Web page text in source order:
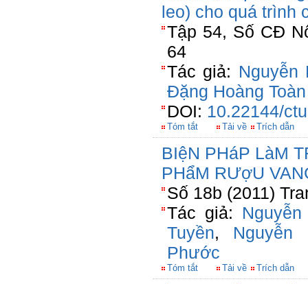
leo) cho quá trình
Tập 54, Số CĐ
64
Tác giả: Nguyễn
Đặng Hoàng Toàn
DOI: 10.22144/
Tóm tắt Tải về Trích dẫn
BIệN PHáP LàM
PHẩM RƯợU
Số 18b (2011)
Tác giả:
Tuyền, Nguyễn
Phước
Tóm tắt Tải về Trích dẫn